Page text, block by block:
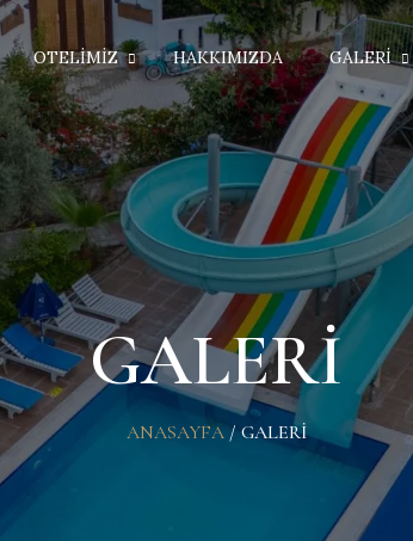
OTELIMIZ HAKKIMIZDA GALERI
GALERI
ANASAYFA / GALERI